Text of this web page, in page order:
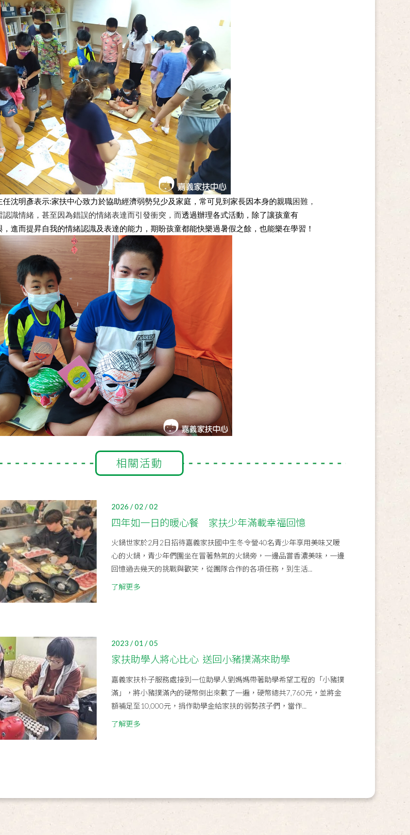
任沈明彥表示:家扶中心致力於協助經濟弱勢兒少及家庭，常可見到家長因本身的親職困難，
認識情緒，甚至因為錯誤的情緒表達而引發衝突，而透過辦理各式活動，除了讓孩童有
進而提昇自我的情緒認識及表達的能力，期盼孩童都能快樂過暑假之餘，也能樂在學習！
相關活動
2026 / 02 / 02
四年如一日的暖心餐 家扶少年滿載幸福回憶
火鍋世家於2月2日招待嘉義家扶國中生冬令營40名青少年享用美味又暖
心的火鍋，青少年們圍坐在冒著熱氣的火鍋旁，一邊品嘗香濃美味，一邊
回憶過去幾天的挑戰與歡笑，從團隊合作的各項任務，到生活...
了解更多
2023 / 01 / 05
家扶助學人將心比心 送回小豬撲滿來助學
嘉義家扶朴子服務處接到一位助學人劉媽媽帶著助學希望工程的「小豬撲
滿」，將小豬撲滿內的硬幣倒出來數了一遍，硬幣總共7,760元，並將金
額補足至10,000元，捐作助學金給家扶的弱勢孩子們，當作...
了解更多